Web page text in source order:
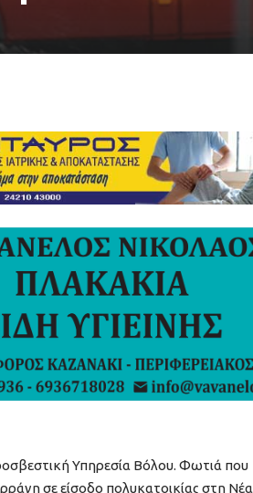
Υπηρεσία Βόλου. Φωτιά που
σε είσοδο πολυκατοικίας στη Νέα